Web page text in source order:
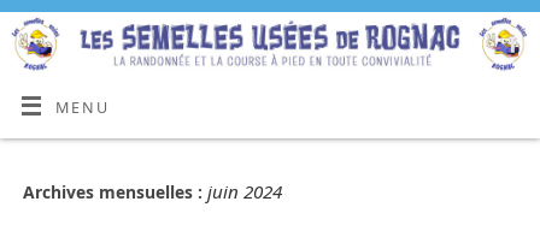
MENU
Archives mensuelles : juin 2024